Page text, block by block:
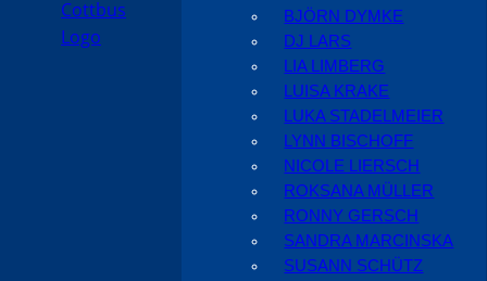
BJÖRN DYMKE
DJ LARS
LIA LIMBERG
LUISA KRAKE
LUKA STADELMEIER
LYNN BISCHOFF
NICOLE LIERSCH
ROKSANA MÜLLER
RONNY GERSCH
SANDRA MARCINSKA
SUSANN SCHÜTZ